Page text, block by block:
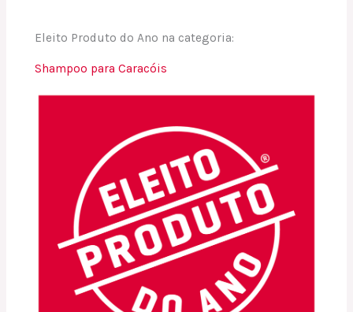
Eleito Produto do Ano na categoria:
Shampoo para Caracóis